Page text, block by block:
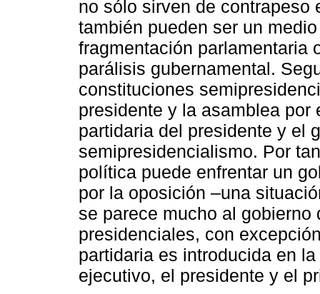
no sólo sirven de contrapeso
también pueden ser un
fragmentación parlamentaria
parálisis gubernamental.
constituciones
presidente y la asamblea
partidaria del presidente y el
semipresidencialismo. Por
política puede enfrentar un
por la oposición ‒una
se parece mucho al
presidenciales, con
partidaria es introducida en
ejecutivo, el presidente y el